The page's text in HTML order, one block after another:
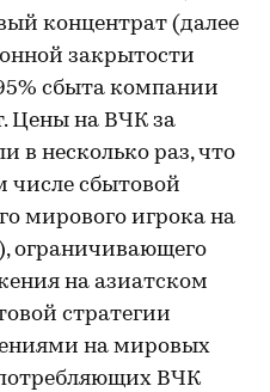
концентрат (далее
закрытости
сбыта компании
Цены на ВЧК за
в несколько раз, что
числе сбытовой
мирового игрока на
ограничивающего
на азиатском
стратегии
на мировых
ВЧК